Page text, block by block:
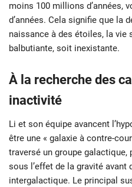
moins 100 millions d’années,
d’années. Cela signifie que la
naissance à des étoiles, la vie
balbutiante, soit inexistante.
À la recherche des
inactivité
Li et son équipe avancent
être une « galaxie à contre-
traversé un groupe
sous l’effet de la gravité avant
intergalactique. Le principal